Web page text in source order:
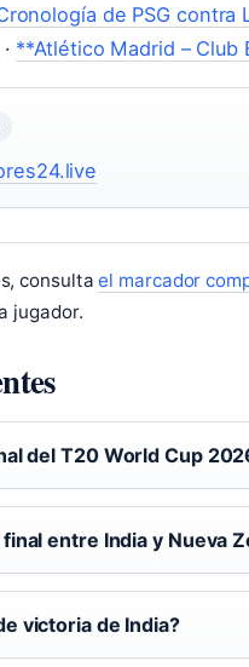
de PSG contra
· **Atlético Madrid – Club
consultael marcador
jugador.
del T20 World Cup
entre India y Nueva
victoria de India?